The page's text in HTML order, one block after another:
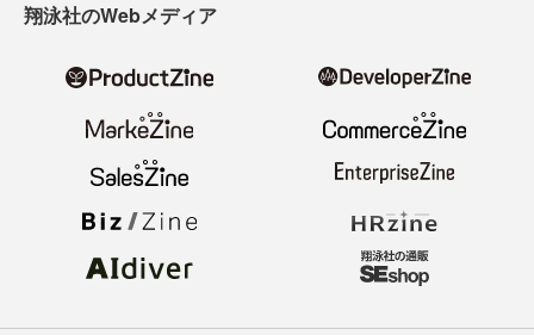
翔泳社のWebメディア